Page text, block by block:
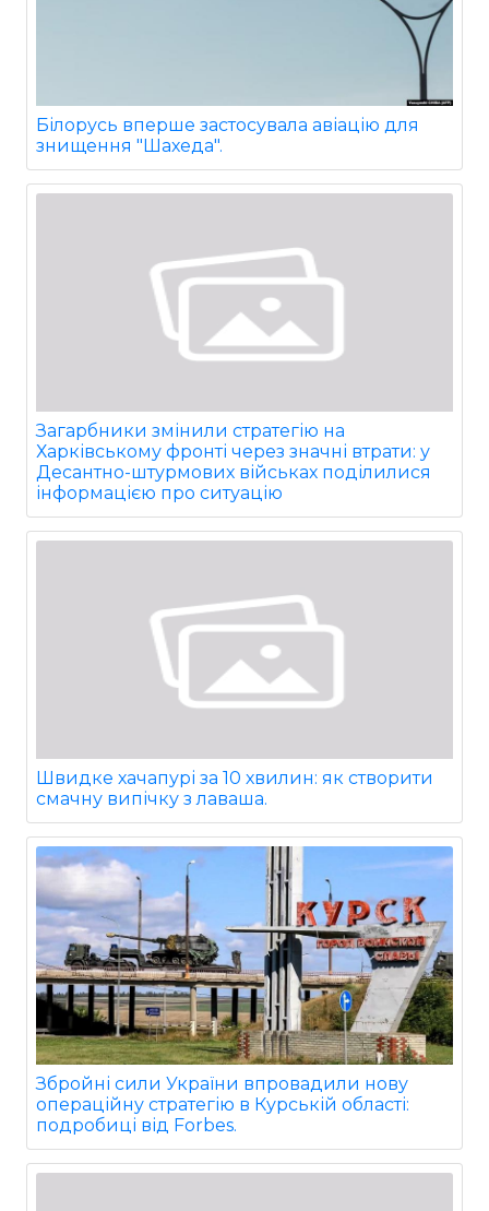
Білорусь вперше застосувала авіацію для
знищення "Шахеда".
Загарбники змінили стратегію на
Харківському фронті через значні втрати: у
Десантно-штурмових військах поділилися
інформацією про ситуацію
Швидке хачапурі за 10 хвилин: як створити
смачну випічку з лаваша.
Збройні сили України впровадили нову
операційну стратегію в Курській області:
подробиці від Forbes.